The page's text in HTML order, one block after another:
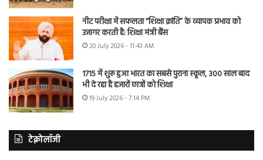
नीट परीक्षा में सफलता “शिक्षा क्रांति” के व्यापक प्रभाव को
उजागर करती है: शिक्षा मंत्री बैंस
20 July 2026 - 11:43 AM
1715 में शुरू हुआ भारत का सबसे पुराना स्कूल, 300 साल बाद
भी दे रहा है हजारों छात्रों को शिक्षा
19 July 2026 - 7:14 PM
टेक्नोलॉजी